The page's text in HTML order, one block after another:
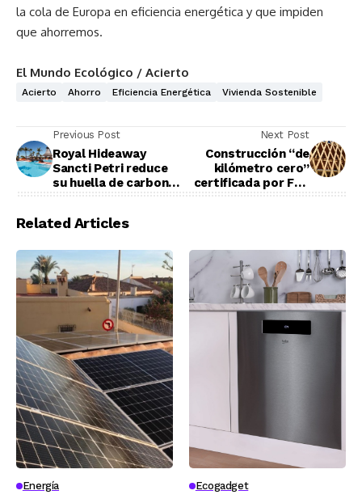
la cola de Europa en eficiencia energética y que impiden
que ahorremos.
El Mundo Ecológico / Acierto
Acierto Ahorro Eficiencia Energética Vivienda Sostenible
Previous Post
Royal Hideaway
Sancti Petri reduce
su huella de carbono
Next Post
Construcción “de
kilómetro cero”
certificada por FSC
Related Articles
Energía Ecogadget